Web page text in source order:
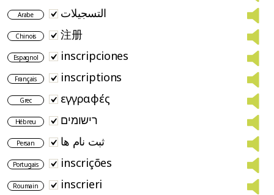
Arabe التسجيلات
Chinois 注册
Espagnol inscripciones
Français inscriptions
Grec εγγραφές
Hébreu רישומים
Persan ثبت نام ها
Portugais inscrições
Roumain inscrieri